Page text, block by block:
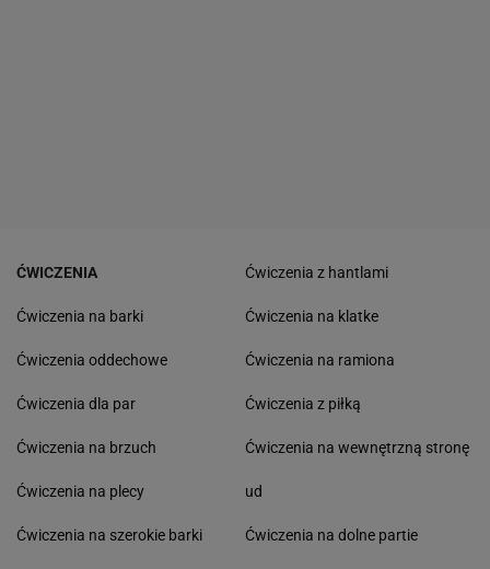
ĆWICZENIA
Ćwiczenia na barki
Ćwiczenia oddechowe
Ćwiczenia dla par
Ćwiczenia na brzuch
Ćwiczenia na plecy
Ćwiczenia na szerokie barki
Ćwiczenia z hantlami
Ćwiczenia na klatke
Ćwiczenia na ramiona
Ćwiczenia z piłką
Ćwiczenia na wewnętrzną stronę
ud
Ćwiczenia na dolne partie